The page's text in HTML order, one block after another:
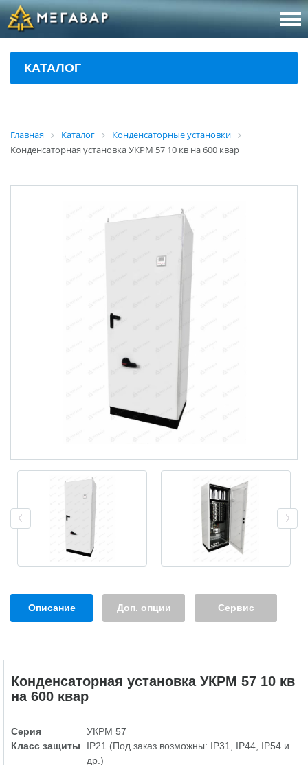
8
КАТАЛОГ
Главная Каталог
Конденсаторные установки
Конденсаторная установка УКРМ 57 10 кв на 600 квар
Описание Доп. опции Сервис
Конденсаторная установка УКРМ 57 10 кв
на 600 квар
Серия
УКРМ 57
Класс защиты
IP21 (Под заказ возможны: IP31, IP44, IP54 и
др.)